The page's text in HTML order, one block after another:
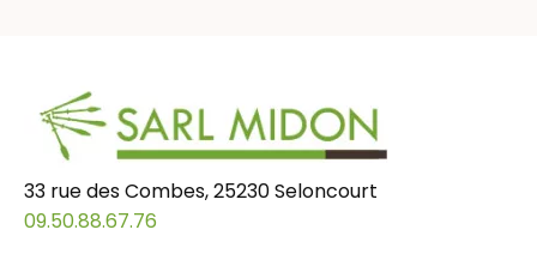
33 rue des Combes, 25230 Seloncourt
09.50.88.67.76